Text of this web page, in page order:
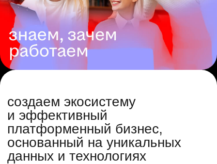
создаем экосистему
и эффективный
платформенный бизнес,
основанный на уникальных
данных и технологиях